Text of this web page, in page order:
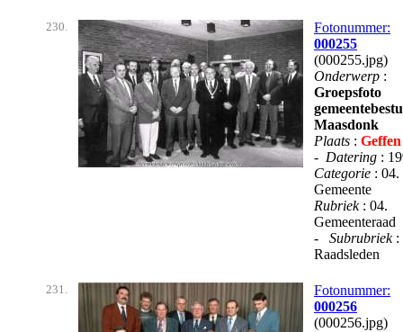
230.
Fotonummer:
000255
(000255.jpg)
Onderwerp :
Groepsfoto
Maasdonk
Plaats : Geffen
- Datering :
Categorie : 04.
Gemeente
Rubriek : 04.
- Subrubriek :
Raadsleden
231.
Fotonummer:
000256
(000256.jpg)